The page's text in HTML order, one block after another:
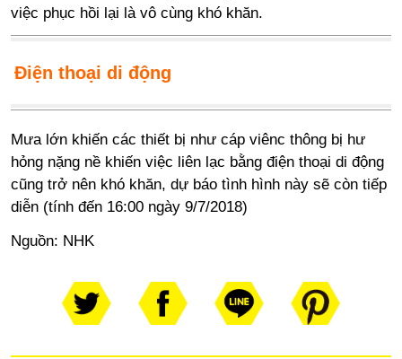
việc phục hồi lại là vô cùng khó khăn.
Điện thoại di động
Mưa lớn khiến các thiết bị như cáp viênc thông bị hư
hỏng nặng nề khiến việc liên lạc bằng điện thoại di động
cũng trở nên khó khăn, dự báo tình hình này sẽ còn tiếp
diễn (tính đến 16:00 ngày 9/7/2018)
Nguồn: NHK